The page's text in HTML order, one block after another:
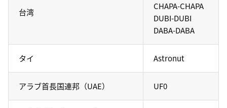
台湾
CHAPA-CHAPA
DUBI-DUBI
DABA-DABA
タイ Astronut
アラブ首長国連邦（UAE） UF0